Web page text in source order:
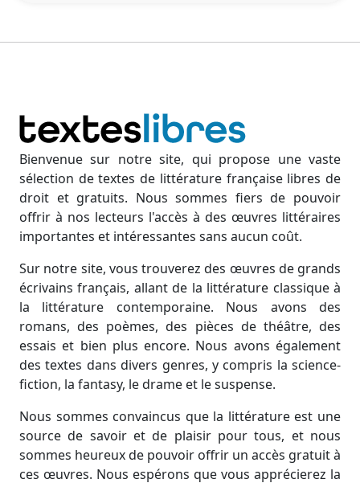
Bienvenue sur notre site, qui propose une vaste
sélection de textes de littérature française libres de
droit et gratuits. Nous sommes fiers de pouvoir
offrir à nos lecteurs l'accès à des œuvres littéraires
importantes et intéressantes sans aucun coût.
Sur notre site, vous trouverez des œuvres de grands
écrivains français, allant de la littérature classique à
la littérature contemporaine. Nous avons des
romans, des poèmes, des pièces de théâtre, des
essais et bien plus encore. Nous avons également
des textes dans divers genres, y compris la science-
fiction, la fantasy, le drame et le suspense.
Nous sommes convaincus que la littérature est une
source de savoir et de plaisir pour tous, et nous
sommes heureux de pouvoir offrir un accès gratuit à
ces œuvres. Nous espérons que vous apprécierez la